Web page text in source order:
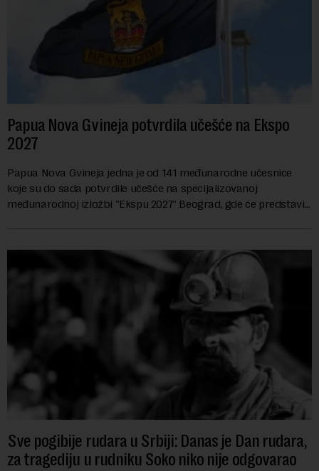
Papua Nova Gvineja potvrdila učešće na Ekspo
2027
Papua Nova Gvineja jedna je od 141 međunarodne učesnice
koje su do sada potvrdile učešće na specijalizovanoj
međunarodnoj izložbi "Ekspu 2027" Beograd, gde će predstaviti
Sve pogibije rudara u Srbiji: Danas je Dan rudara,
za tragediju u rudniku Soko niko nije odgovarao